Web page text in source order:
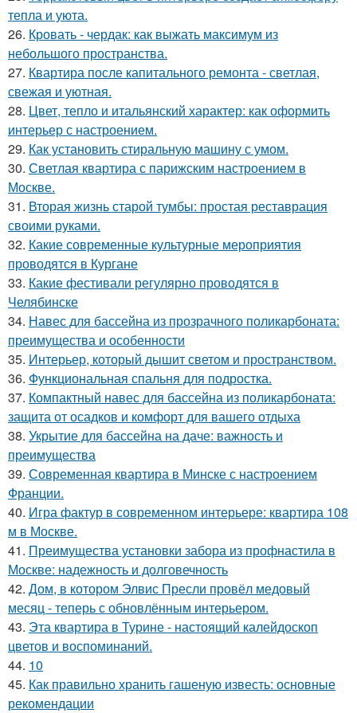
тепла и уюта.
26. Кровать - чердак: как выжать максимум из
небольшого пространства.
27. Квартира после капитального ремонта - светлая,
свежая и уютная.
28. Цвет, тепло и итальянский характер: как оформить
интерьер с настроением.
29. Как установить стиральную машину с умом.
30. Светлая квартира с парижским настроением в
Москве.
31. Вторая жизнь старой тумбы: простая реставрация
своими руками.
32. Какие современные культурные мероприятия
проводятся в Кургане
33. Какие фестивали регулярно проводятся в
Челябинске
34. Навес для бассейна из прозрачного поликарбоната:
преимущества и особенности
35. Интерьер, который дышит светом и пространством.
36. Функциональная спальня для подростка.
37. Компактный навес для бассейна из поликарбоната:
защита от осадков и комфорт для вашего отдыха
38. Укрытие для бассейна на даче: важность и
преимущества
39. Современная квартира в Минске с настроением
Франции.
40. Игра фактур в современном интерьере: квартира 108
м в Москве.
41. Преимущества установки забора из профнастила в
Москве: надежность и долговечность
42. Дом, в котором Элвис Пресли провёл медовый
месяц - теперь с обновлённым интерьером.
43. Эта квартира в Турине - настоящий калейдоскоп
цветов и воспоминаний.
44. 10
45. Как правильно хранить гашеную известь: основные
рекомендации